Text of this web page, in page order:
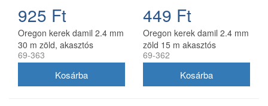
925 Ft
Oregon kerek damil 2.4 mm
30 m zöld, akasztós
kiszerelés
69-363
449 Ft
Oregon kerek damil 2.4 mm
zöld 15 m akasztós
kiszerelésben
69-362